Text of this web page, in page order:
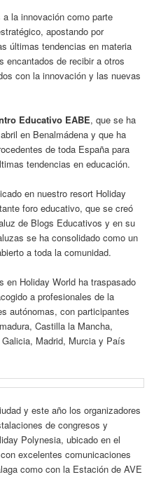
la innovación como parte
apostando por
últimas tendencias en materia
encantados de recibir a otros
con la innovación y las nuevas
Educativo EABE, que se ha
en Benalmádena y que ha
de toda España para
tendencias en educación.
en nuestro resort Holiday
foro educativo, que se creó
de Blogs Educativos y en su
se ha consolidado como un
a toda la comunidad.
en Holiday World ha traspasado
a profesionales de la
autónomas, con participantes
Castilla la Mancha,
Madrid, Murcia y País
y este año los organizadores
de congresos y
Polynesia, ubicado en el
excelentes comunicaciones
como con la Estación de AVE